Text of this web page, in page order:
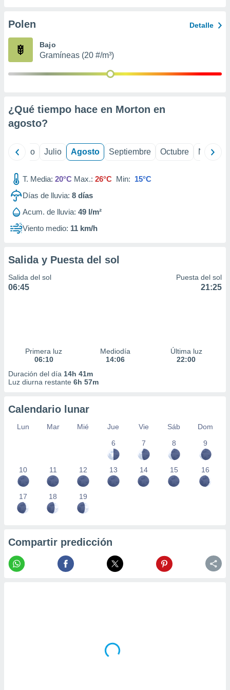
e
mediante
de
1199
Polen Detalle
Bajo
Gramíneas (20 #/m³)
¿Qué tiempo hace en Morton en
agosto?
Junio Julio Agosto Septiembre Octubre
T. Media: 20°C Max.: 26°C Min: 15°C
Días de lluvia: 8 días
Acum. de lluvia: 49 l/m²
Viento medio: 11 km/h
Salida y Puesta del sol
Salida del sol
06:45
Puesta del sol
21:25
Primera luz
06:10
Mediodía
14:06
Última luz
22:00
Duración del día 14h 41m
Luz diurna restante 6h 57m
Calendario lunar
Lun Mar Mié Jue Vie Sáb
Dom
6
7 8 9
10 11 12 13 14 15 16
17 18 19
Compartir predicción